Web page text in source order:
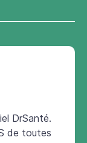
DrSanté.
de toutes